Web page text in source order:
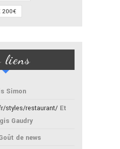
200€
liens
Simon
styles/restaurant/ Et
Gaudry
de news